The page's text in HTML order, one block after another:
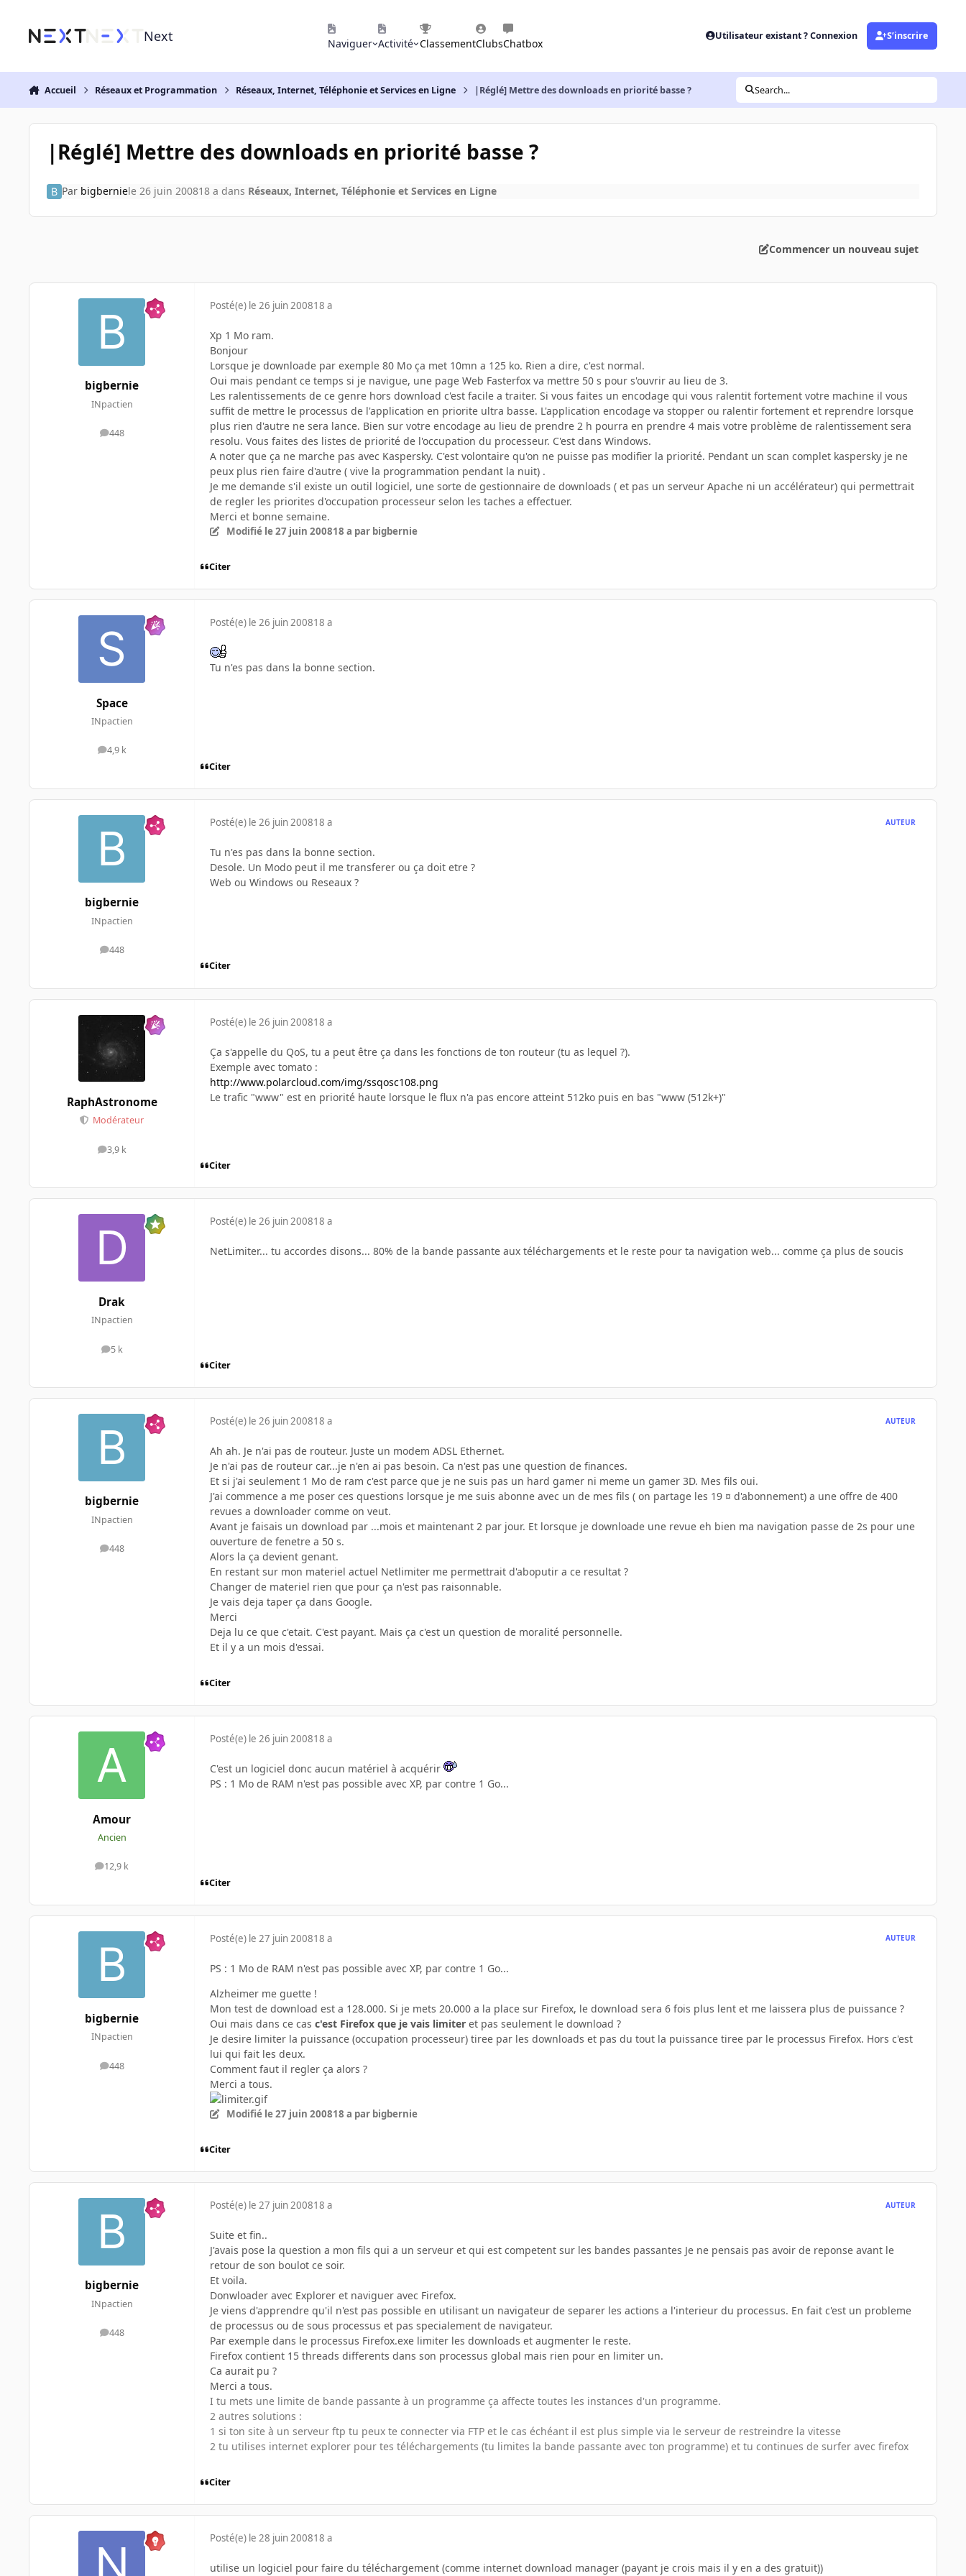
Next Naviguer Activité ClassementClubsChatbox
Utilisateur existant ? Connexion S’inscrire
Accueil Réseaux et Programmation Réseaux, Internet, Téléphonie et Services en Ligne |Réglé] Mettre des downloads en priorité basse ? Search...
|Réglé] Mettre des downloads en priorité basse ?
Par bigberniele 26 juin 200818 a dans Réseaux, Internet, Téléphonie et Services en Ligne
Commencer un nouveau sujet
bigbernie
INpactien
448
messages
Posté(e) le 26 juin 200818 a
Xp 1 Mo ram.
Bonjour
Lorsque je downloade par exemple 80 Mo ça met 10mn a 125 ko. Rien a dire, c'est normal.
Oui mais pendant ce temps si je navigue, une page Web Fasterfox va mettre 50 s pour s'ouvrir au lieu de 3.
Les ralentissements de ce genre hors download c'est facile a traiter. Si vous faites un encodage qui vous ralentit fortement votre machine il vous
suffit de mettre le processus de l'application en priorite ultra basse. L'application encodage va stopper ou ralentir fortement et reprendre lorsque
plus rien d'autre ne sera lance. Bien sur votre encodage au lieu de prendre 2 h pourra en prendre 4 mais votre problème de ralentissement sera
resolu. Vous faites des listes de priorité de l'occupation du processeur. C'est dans Windows.
A noter que ça ne marche pas avec Kaspersky. C'est volontaire qu'on ne puisse pas modifier la priorité. Pendant un scan complet kaspersky je ne
peux plus rien faire d'autre ( vive la programmation pendant la nuit) .
Je me demande s'il existe un outil logiciel, une sorte de gestionnaire de downloads ( et pas un serveur Apache ni un accélérateur) qui permettrait
de regler les priorites d'occupation processeur selon les taches a effectuer.
Merci et bonne semaine.
Modifié le 27 juin 200818 a par bigbernie
Citer
Space
INpactien
4,9 k
messages
Posté(e) le 26 juin 200818 a
Tu n'es pas dans la bonne section.
Citer
bigbernie
INpactien
448
messages
Posté(e) le 26 juin 200818 a AUTEUR
Tu n'es pas dans la bonne section.
Desole. Un Modo peut il me transferer ou ça doit etre ?
Web ou Windows ou Reseaux ?
Citer
RaphAstronome
Modérateur
3,9 k
messages
Posté(e) le 26 juin 200818 a
Ça s'appelle du QoS, tu a peut être ça dans les fonctions de ton routeur (tu as lequel ?).
Exemple avec tomato :
http://www.polarcloud.com/img/ssqosc108.png
Le trafic "www" est en priorité haute lorsque le flux n'a pas encore atteint 512ko puis en bas "www (512k+)"
Citer
Drak
INpactien
5 k
messages
Posté(e) le 26 juin 200818 a
NetLimiter... tu accordes disons... 80% de la bande passante aux téléchargements et le reste pour ta navigation web... comme ça plus de soucis
Citer
bigbernie
INpactien
448
messages
Posté(e) le 26 juin 200818 a AUTEUR
Ah ah. Je n'ai pas de routeur. Juste un modem ADSL Ethernet.
Je n'ai pas de routeur car...je n'en ai pas besoin. Ca n'est pas une question de finances.
Et si j'ai seulement 1 Mo de ram c'est parce que je ne suis pas un hard gamer ni meme un gamer 3D. Mes fils oui.
J'ai commence a me poser ces questions lorsque je me suis abonne avec un de mes fils ( on partage les 19 ¤ d'abonnement) a une offre de 400
revues a downloader comme on veut.
Avant je faisais un download par ...mois et maintenant 2 par jour. Et lorsque je downloade une revue eh bien ma navigation passe de 2s pour une
ouverture de fenetre a 50 s.
Alors la ça devient genant.
En restant sur mon materiel actuel Netlimiter me permettrait d'aboputir a ce resultat ?
Changer de materiel rien que pour ça n'est pas raisonnable.
Je vais deja taper ça dans Google.
Merci
Deja lu ce que c'etait. C'est payant. Mais ça c'est un question de moralité personnelle.
Et il y a un mois d'essai.
Citer
Amour
Ancien
12,9 k
messages
Posté(e) le 26 juin 200818 a
C'est un logiciel donc aucun matériel à acquérir
PS : 1 Mo de RAM n'est pas possible avec XP, par contre 1 Go...
Citer
bigbernie
INpactien
448
messages
Posté(e) le 27 juin 200818 a AUTEUR
PS : 1 Mo de RAM n'est pas possible avec XP, par contre 1 Go...
Alzheimer me guette !
Mon test de download est a 128.000. Si je mets 20.000 a la place sur Firefox, le download sera 6 fois plus lent et me laissera plus de puissance ?
Oui mais dans ce cas c'est Firefox que je vais limiter et pas seulement le download ?
Je desire limiter la puissance (occupation processeur) tiree par les downloads et pas du tout la puissance tiree par le processus Firefox. Hors c'est
lui qui fait les deux.
Comment faut il regler ça alors ?
Merci a tous.
Modifié le 27 juin 200818 a par bigbernie
Citer
bigbernie
INpactien
448
messages
Posté(e) le 27 juin 200818 a AUTEUR
Suite et fin..
J'avais pose la question a mon fils qui a un serveur et qui est competent sur les bandes passantes Je ne pensais pas avoir de reponse avant le
retour de son boulot ce soir.
Et voila.
Donwloader avec Explorer et naviguer avec Firefox.
Je viens d'apprendre qu'il n'est pas possible en utilisant un navigateur de separer les actions a l'interieur du processus. En fait c'est un probleme
de processus ou de sous processus et pas specialement de navigateur.
Par exemple dans le processus Firefox.exe limiter les downloads et augmenter le reste.
Firefox contient 15 threads differents dans son processus global mais rien pour en limiter un.
Ca aurait pu ?
Merci a tous.
I tu mets une limite de bande passante à un programme ça affecte toutes les instances d'un programme.
2 autres solutions :
1 si ton site à un serveur ftp tu peux te connecter via FTP et le cas échéant il est plus simple via le serveur de restreindre la vitesse
2 tu utilises internet explorer pour tes téléchargements (tu limites la bande passante avec ton programme) et tu continues de surfer avec firefox
Citer
Posté(e) le 28 juin 200818 a
utilise un logiciel pour faire du téléchargement (comme internet download manager (payant je crois mais il y en a des gratuit))